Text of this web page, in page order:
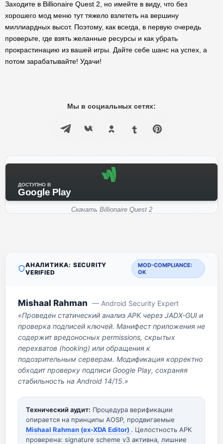
Заходите в Billionaire Quest 2, но имейте в виду, что без
хорошего мод меню тут тяжело взлететь на вершину
миллиардных высот. Поэтому, как всегда, в первую очередь
проверьте, где взять желанные ресурсы и как убрать
прокрастинацию из вашей игры. Дайте себе шанс на успех, а
потом зарабатывайте! Удачи!
Мы в социальных сетях:
ДОСТУПНО В
Google Play
Скачать Billionaire Quest 2
АНАЛИТИКА: SECURITY
VERIFIED
MOD-COMPLIANCE:
OK
Mishaal Rahman — Android Security Expert
«Проведен статический анализ APK через JADX-GUI и
проверка подписей ключей. Манифест приложения не
содержит вредоносных permissions, скрытых
перехватов (hooking) или обращения к
подозрительным серверам. Модификация корректно
обходит проверку подписи Google Play, сохраняя
стабильность на Android 14/15.»
Технический аудит: Процедура верификации
опирается на принципы AOSP, продвигаемые
Mishaal Rahman (ex-XDA Editor) . Целостность APK
проверена: signature scheme v3 активна, лишние